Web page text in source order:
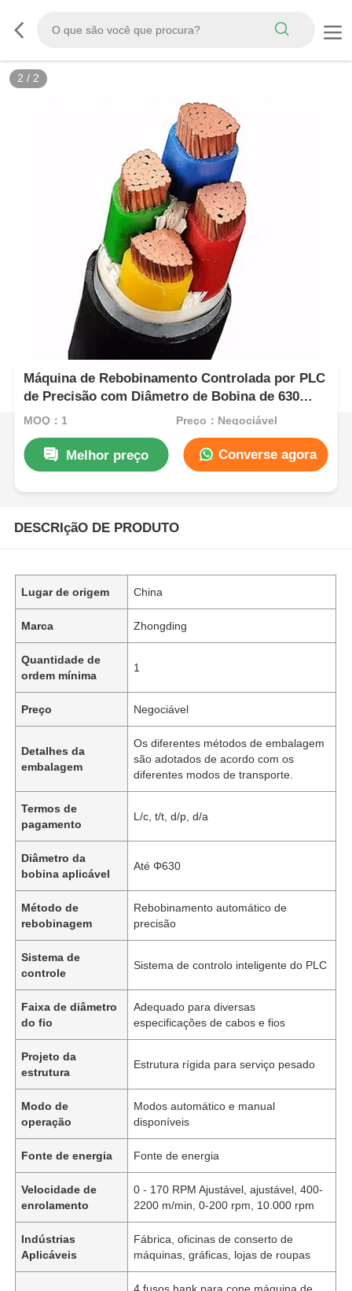
2 / 2
Máquina de Rebobinamento Controlada por PLC
de Precisão com Diâmetro de Bobina de 630
para Cabos Automáticos
MOQ：1 Preço：Negociável
Melhor preço Converse agora
DESCRIçãO DE PRODUTO
Lugar de origem China
Marca Zhongding
Quantidade de
ordem mínima
1
Preço Negociável
Detalhes da
embalagem
Os diferentes métodos de embalagem
são adotados de acordo com os
diferentes modos de transporte.
Termos de
pagamento
L/c, t/t, d/p, d/a
Diâmetro da
bobina aplicável
Até Φ630
Método de
rebobinagem
Rebobinamento automático de
precisão
Sistema de
controle
Sistema de controlo inteligente do PLC
Faixa de diâmetro
do fio
Adequado para diversas
especificações de cabos e fios
Projeto da
estrutura
Estrutura rígida para serviço pesado
Modo de
operação
Modos automático e manual
disponíveis
Fonte de energia Fonte de energia
Velocidade de
enrolamento
0 - 170 RPM Ajustável, ajustável, 400-
2200 m/min, 0-200 rpm, 10.000 rpm
Indústrias
Aplicáveis
Fábrica, oficinas de conserto de
máquinas, gráficas, lojas de roupas
4 fusos hank para cone máquina de